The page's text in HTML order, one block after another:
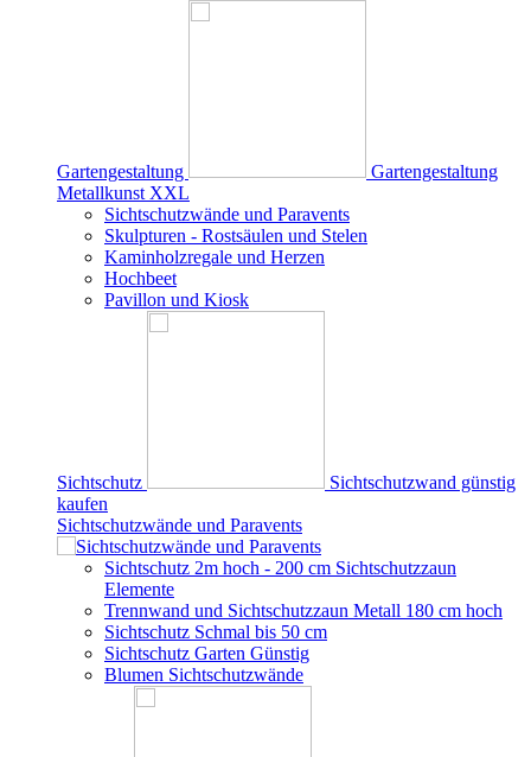
Gartengestaltung
Gartengestaltung
Metallkunst XXL
Sichtschutzwände und Paravents
Skulpturen - Rostsäulen und Stelen
Kaminholzregale und Herzen
Hochbeet
Pavillon und Kiosk
Sichtschutz
Sichtschutzwand günstig
kaufen
Sichtschutzwände und Paravents
Sichtschutz 2m hoch - 200 cm Sichtschutzzaun
Elemente
Trennwand und Sichtschutzzaun Metall 180 cm hoch
Sichtschutz Schmal bis 50 cm
Sichtschutz Garten Günstig
Blumen Sichtschutzwände